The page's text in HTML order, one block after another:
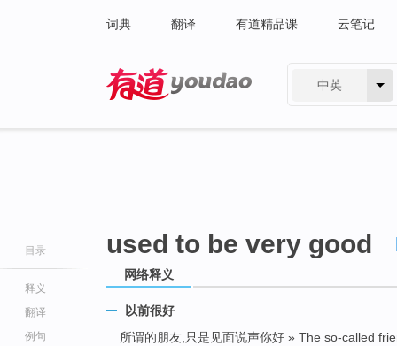
词典 翻译 有道精品课 云笔记
中英
目录
释义
翻译
例句
used to be very good
网络释义
以前很好
所谓的朋友,只是见面说声你好 » The so-called